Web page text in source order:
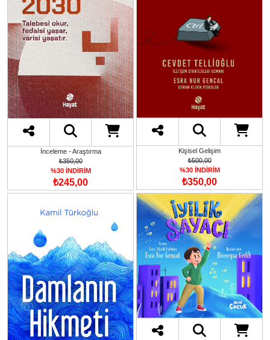
İnceleme - Araştırma
₺350,00
%30 İNDİRİM
₺245,00
Kişisel Gelişim
₺500,00
%30 İNDİRİM
₺350,00